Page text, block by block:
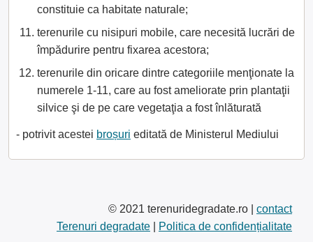
constituie ca habitate naturale;
terenurile cu nisipuri mobile, care necesită lucrări de
împădurire pentru fixarea acestora;
terenurile din oricare dintre categoriile menţionate la
numerele 1-11, care au fost ameliorate prin plantaţii
silvice şi de pe care vegetaţia a fost înlăturată
- potrivit acestei broșuri editată de Ministerul Mediului
© 2021 terenuridegradate.ro | contact
Terenuri degradate
Politica de confidențialitate